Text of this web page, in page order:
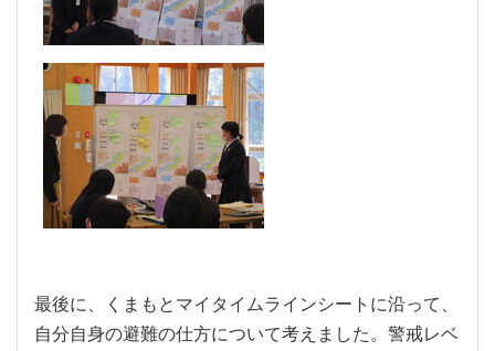
最後に、くまもとマイタイムラインシートに沿って、
自分自身の避難の仕方について考えました。警戒レベ